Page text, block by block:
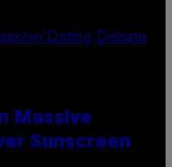
Massive
Sunscreen